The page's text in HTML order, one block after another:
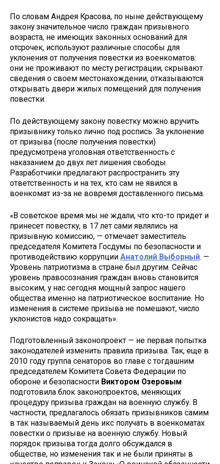
По словам Андрея Красова, по ныне действующему
закону значительное число граждан призывного
возраста, не имеющих законных оснований для
отсрочек, используют различные способы для
уклонения от получения повестки из военкоматов:
они не проживают по месту регистрации, скрывают
сведения о своем местонахождении, отказываются
открывать двери жилых помещений для получения
повестки.
По действующему закону повестку можно вручить
призывнику только лично под роспись. За уклонение
от призыва (после получения повестки)
предусмотрена уголовная ответственность с
наказанием до двух лет лишения свободы.
Разработчики предлагают распространить эту
ответственность и на тех, кто сам не явился в
военкомат из-за не вовремя доставленного письма.
«В советское время мы не ждали, что кто-то придет и
принесет повестку, в 17 лет сами являлись на
призывную комиссию, — отмечает заместитель
председателя Комитета Госдумы по безопасности и
противодействию коррупции Анатолий Выборный. —
Уровень патриотизма в стране был другим. Сейчас
уровень правосознания граждан вновь становится
высоким, у нас сегодня мощный запрос нашего
общества именно на патриотическое воспитание. Но
изменения в системе призыва не помешают, число
уклонистов надо сокращать».
Подготовленный законопроект — не первая попытка
законодателей изменить правила призыва. Так, еще в
2010 году группа сенаторов во главе с тогдашним
председателем Комитета Совета Федерации по
обороне и безопасности Виктором Озеровым
подготовила блок законопроектов, меняющих
процедуру призыва граждан на военную службу. В
частности, предлагалось обязать призывников самим
в так называемый день икс получать в военкоматах
повестки о призыве на военную службу. Новый
порядок призыва тогда долго обсуждался в
обществе, но изменения так и не были приняты в